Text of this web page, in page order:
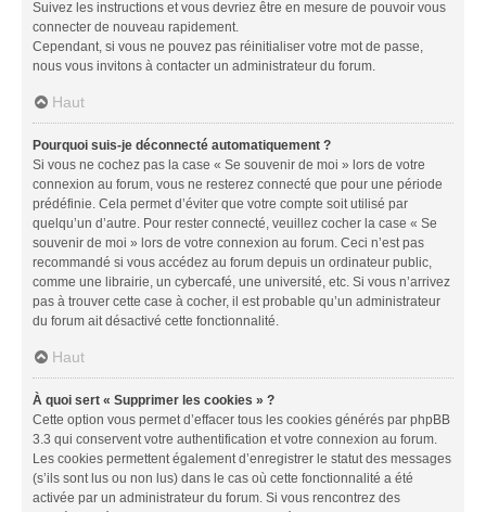
Suivez les instructions et vous devriez être en mesure de pouvoir vous
connecter de nouveau rapidement.
Cependant, si vous ne pouvez pas réinitialiser votre mot de passe,
nous vous invitons à contacter un administrateur du forum.
Haut
Pourquoi suis-je déconnecté automatiquement ?
Si vous ne cochez pas la case « Se souvenir de moi » lors de votre
connexion au forum, vous ne resterez connecté que pour une période
prédéfinie. Cela permet d’éviter que votre compte soit utilisé par
quelqu’un d’autre. Pour rester connecté, veuillez cocher la case « Se
souvenir de moi » lors de votre connexion au forum. Ceci n’est pas
recommandé si vous accédez au forum depuis un ordinateur public,
comme une librairie, un cybercafé, une université, etc. Si vous n’arrivez
pas à trouver cette case à cocher, il est probable qu’un administrateur
du forum ait désactivé cette fonctionnalité.
Haut
À quoi sert « Supprimer les cookies » ?
Cette option vous permet d’effacer tous les cookies générés par phpBB
3.3 qui conservent votre authentification et votre connexion au forum.
Les cookies permettent également d’enregistrer le statut des messages
(s’ils sont lus ou non lus) dans le cas où cette fonctionnalité a été
activée par un administrateur du forum. Si vous rencontrez des